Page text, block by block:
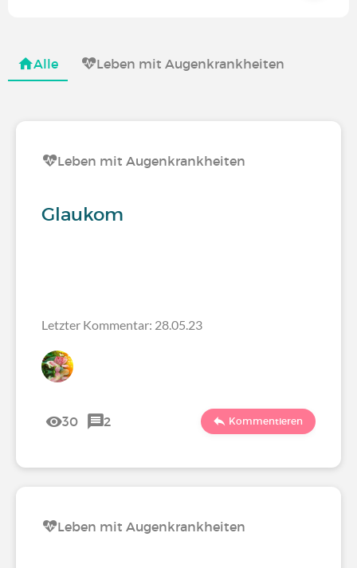
Alle Leben mit Augenkrankheiten
Leben mit Augenkrankheiten
Glaukom
Letzter Kommentar: 28.05.23
30 2 Kommentieren
Leben mit Augenkrankheiten